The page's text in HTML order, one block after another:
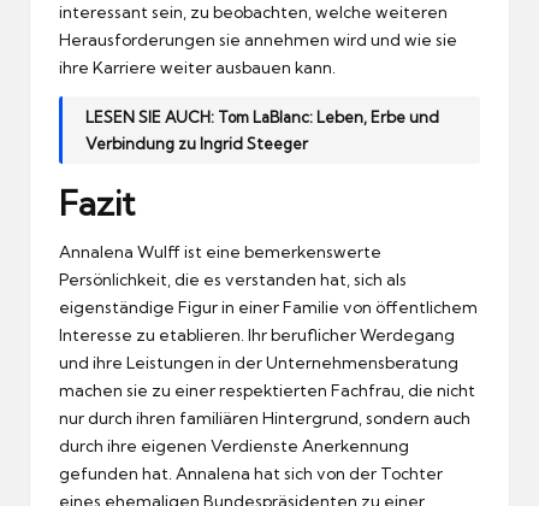
interessant sein, zu beobachten, welche weiteren
Herausforderungen sie annehmen wird und wie sie
ihre Karriere weiter ausbauen kann.
LESEN SIE AUCH: Tom LaBlanc: Leben, Erbe und
Verbindung zu Ingrid Steeger
Fazit
Annalena Wulff ist eine bemerkenswerte
Persönlichkeit, die es verstanden hat, sich als
eigenständige Figur in einer Familie von öffentlichem
Interesse zu etablieren. Ihr beruflicher Werdegang
und ihre Leistungen in der Unternehmensberatung
machen sie zu einer respektierten Fachfrau, die nicht
nur durch ihren familiären Hintergrund, sondern auch
durch ihre eigenen Verdienste Anerkennung
gefunden hat. Annalena hat sich von der Tochter
eines ehemaligen Bundespräsidenten zu einer